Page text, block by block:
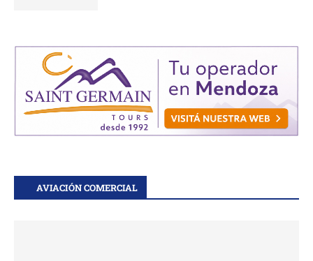
AVIACIÓN COMERCIAL